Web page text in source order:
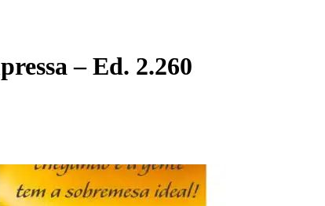
– Ed. 2.260